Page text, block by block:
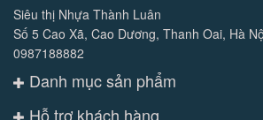
Siêu thị Nhựa Thành Luân
Số 5 Cao Xã, Cao Dương, Thanh Oai, Hà
0987188882
Danh mục sản phẩm
Hỗ trợ khách hàng